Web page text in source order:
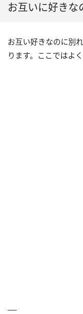
お互いに好きな
お互い好きなのに別
ります。ここではよ